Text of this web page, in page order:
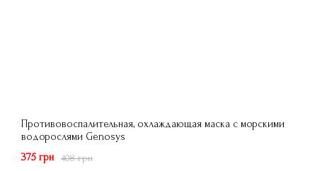
Противовоспалительная, охлаждающая маска с морскими
водорослями Genosys
408 грн
375 грн